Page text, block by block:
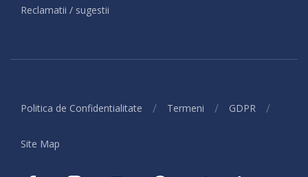
Reclamatii / sugestii
Politica de Confidentialitate / Termeni / GDPR /
Site Map